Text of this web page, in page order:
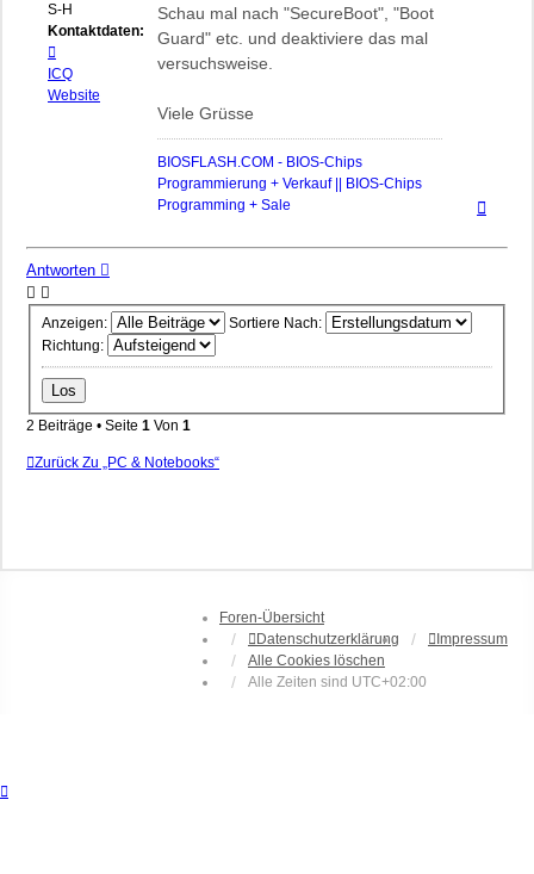
S-H
Kontaktdaten:
von
biosflash
ICQ
Website
Schau mal nach "SecureBoot", "Boot
Guard" etc. und deaktiviere das mal
versuchsweise.
Viele Grüsse
BIOSFLASH.COM - BIOS-Chips
Programmierung + Verkauf || BIOS-Chips
Programming + Sale
Antworten
Anzeigen:
Sortiere Nach:
Richtung:
2 Beiträge • Seite 1 Von 1
Zurück Zu „PC & Notebooks“
Foren-Übersicht
Datenschutzerklärung
Impressum
Alle Cookies löschen
Alle Zeiten sind UTC+02:00